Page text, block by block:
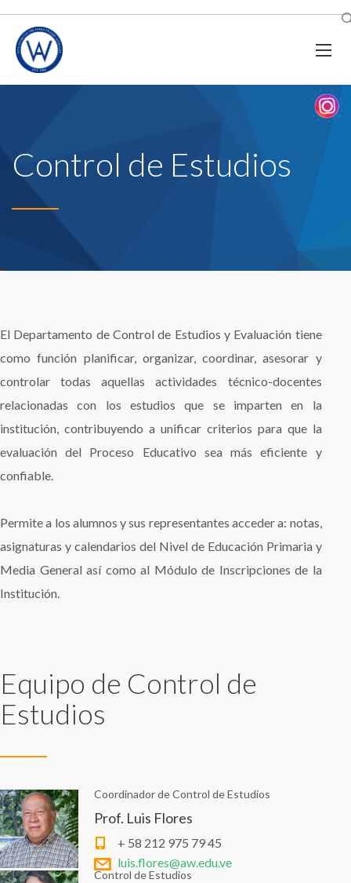
Control de Estudios
El Departamento de Control de Estudios y Evaluación tiene
como función planificar, organizar, coordinar, asesorar y
controlar todas aquellas actividades técnico-docentes
relacionadas con los estudios que se imparten en la
institución, contribuyendo a unificar criterios para que la
evaluación del Proceso Educativo sea más eficiente y
confiable.
Permite a los alumnos y sus representantes acceder a: notas,
asignaturas y calendarios del Nivel de Educación Primaria y
Media General así como al Módulo de Inscripciones de la
Institución.
Equipo de Control de
Estudios
Coordinador de Control de Estudios
Prof. Luis Flores
+ 58 212 975 79 45
luis.flores@aw.edu.ve
Control de Estudios